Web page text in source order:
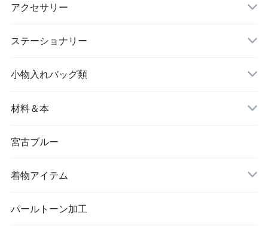
長財布
アクセサリー
イヤリング＆ピアス
バングル＆ブレスレット
ペンダント
ブローチ
ステーショナリー
名刺入れ
メッセージカード
一筆箋
小物入れバッグ類
バッグ
材料＆本
ハンドメイドキット
宮古ブルー
着物アイテム
パールトーン加工